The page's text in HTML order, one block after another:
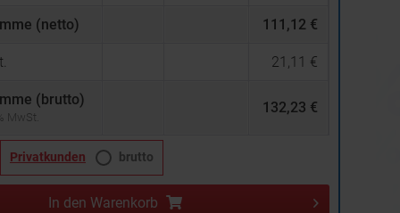
(netto) 111,12 €
21,11 €
(brutto)
MwSt.
132,23 €
Privatkunden brutto
In den Warenkorb